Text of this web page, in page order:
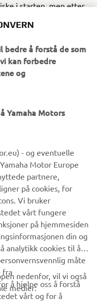
i starten, men etter
begynte jeg å
ikke bare behandles
ting som Yamada
eller spennende
8-til-1-
elsker å
Yamada. Både
tro på potensialet til
etter hvert som
Yamada at de har
&nbsp;
bedre å forstå de som
kan forbedre
og
Yamaha Motors
- og eventuelle
Motor Europe
partnere,
på cookies, for
Vi bruker
vårt fungere
på hjemmesiden
din og
analytikk cookies til å
måte
fra
å hjelpe oss å forstå
vårt og for å
nedenfor, vil vi også
medier: